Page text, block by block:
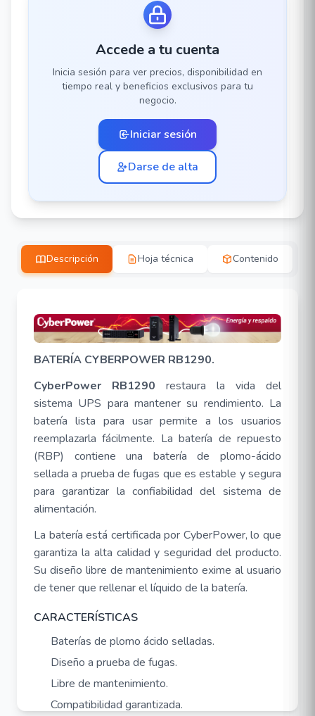
Accede a tu cuenta
Inicia sesión para ver precios, disponibilidad en
tiempo real y beneficios exclusivos para tu
negocio.
Iniciar sesión
Darse de alta
Descripción Hoja técnica Contenido
BATERÍA CYBERPOWER RB1290.
CyberPower RB1290 restaura la vida del
sistema UPS para mantener su rendimiento. La
batería lista para usar permite a los usuarios
reemplazarla fácilmente. La batería de repuesto
(RBP) contiene una batería de plomo-ácido
sellada a prueba de fugas que es estable y segura
para garantizar la confiabilidad del sistema de
alimentación.
La batería está certificada por CyberPower, lo que
garantiza la alta calidad y seguridad del producto.
Su diseño libre de mantenimiento exime al usuario
de tener que rellenar el líquido de la batería.
CARACTERÍSTICAS
Baterías de plomo ácido selladas.
Diseño a prueba de fugas.
Libre de mantenimiento.
Compatibilidad garantizada.